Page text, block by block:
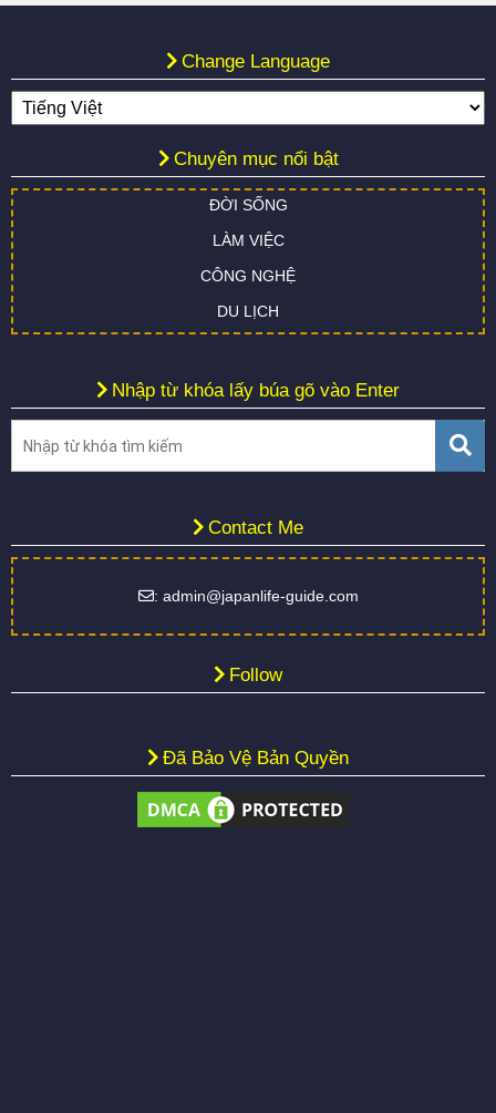
Change Language
Chuyên mục nổi bật
ĐỜI SỐNG
LÀM VIỆC
CÔNG NGHỆ
DU LỊCH
Nhập từ khóa lấy búa gõ vào Enter
Contact Me
: admin@japanlife-guide.com
Follow
Đã Bảo Vệ Bản Quyền